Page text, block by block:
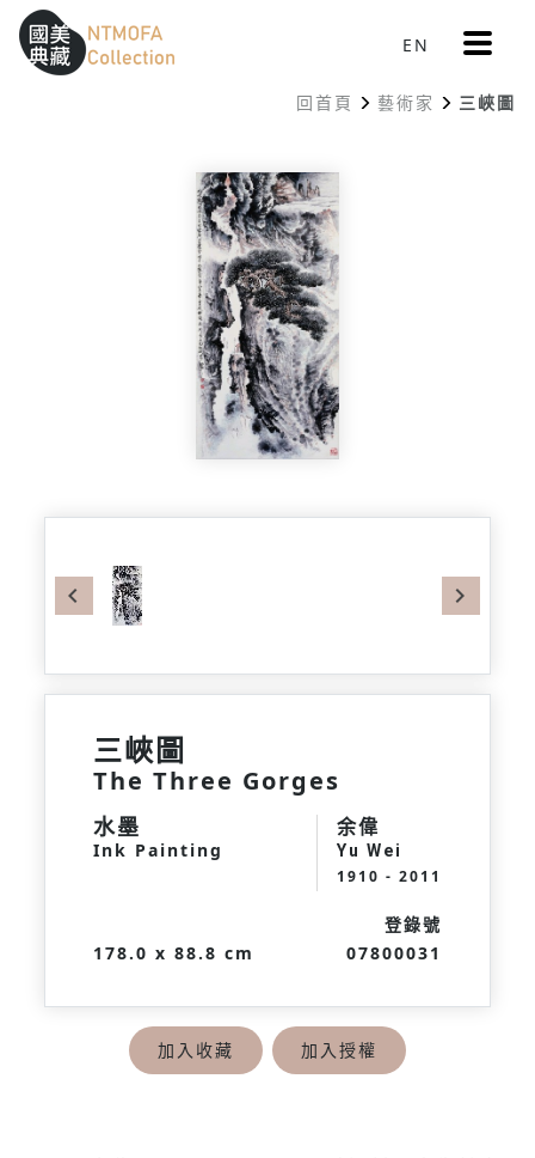
跳到中間主要內容區
網站導覽
::: EN 更
多
單
回首頁 藝術家 三峽圖
Previous
三峽圖
The Three Gorges
水墨
Ink Painting
余偉
Yu Wei
1910 - 2011
178.0 x 88.8 cm
登錄號
07800031
加入收藏 加入授權